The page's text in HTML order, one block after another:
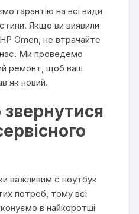
гарантію на всі види
Якщо ви виявили
Omen, не втрачайте
нас. Ми проведемо
ремонт, щоб ваш
як новий.
важливим є ноутбук
потреб, тому всі
в найкоротші